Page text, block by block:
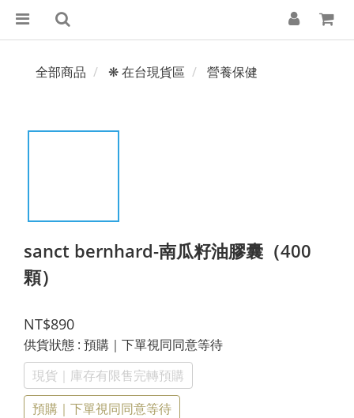
全部商品 ❋ 在台現貨區 營養保健
sanct bernhard-南瓜籽油膠囊（400
顆）
NT$890
供貨狀態 : 預購｜下單視同同意等待
現貨｜庫存有限售完轉預購
預購｜下單視同同意等待